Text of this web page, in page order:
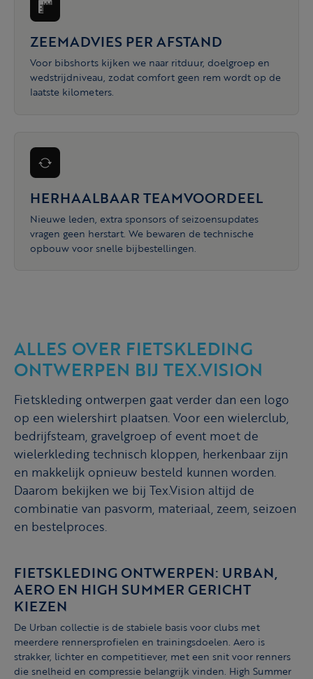
ZEEMADVIES PER AFSTAND
Voor bibshorts kijken we naar ritduur, doelgroep en
wedstrijdniveau, zodat comfort geen rem wordt op de
laatste kilometers.
HERHAALBAAR TEAMVOORDEEL
Nieuwe leden, extra sponsors of seizoensupdates
vragen geen herstart. We bewaren de technische
opbouw voor snelle bijbestellingen.
ALLES OVER FIETSKLEDING
ONTWERPEN BIJ TEX.VISION
Fietskleding ontwerpen gaat verder dan een logo
op een wielershirt plaatsen. Voor een wielerclub,
bedrijfsteam, gravelgroep of event moet de
wielerkleding technisch kloppen, herkenbaar zijn
en makkelijk opnieuw besteld kunnen worden.
Daarom bekijken we bij Tex.Vision altijd de
combinatie van pasvorm, materiaal, zeem, seizoen
en bestelproces.
FIETSKLEDING ONTWERPEN: URBAN,
AERO EN HIGH SUMMER GERICHT
KIEZEN
De Urban collectie is de stabiele basis voor clubs met
meerdere rennersprofielen en trainingsdoelen. Aero is
strakker, lichter en competitiever, met een snit voor renners
die snelheid en compressie belangrijk vinden. High Summer